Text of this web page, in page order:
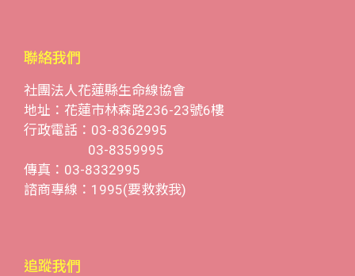
聯絡我們
社團法人花蓮縣生命線協會
地址：花蓮市林森路236-23號6樓
行政電話：03-8362995
03-8359995
傳真：03-8332995
諮商專線：1995(要救救我)
追蹤我們